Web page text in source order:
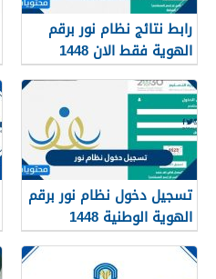
رابط نتائج نظام نور برقم
الهوية فقط الان 1448
تسجيل دخول نظام نور برقم
الهوية الوطنية 1448